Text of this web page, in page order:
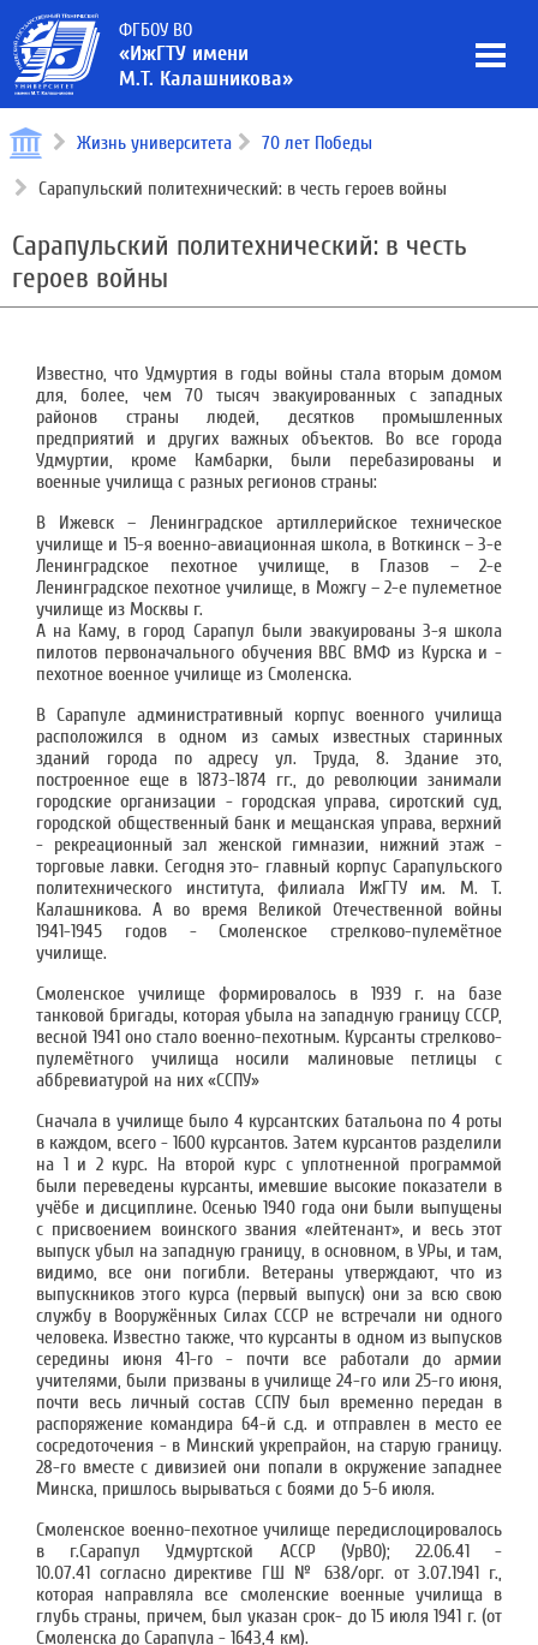
ФГБОУ ВО
«ИжГТУ имени
М.Т. Калашникова»
Жизнь университета 70 лет Победы
Сарапульский политехнический: в честь героев войны
Сарапульский политехнический: в честь
героев войны
Известно, что Удмуртия в годы войны стала вторым домом
для, более, чем 70 тысяч эвакуированных с западных
районов страны людей, десятков промышленных
предприятий и других важных объектов. Во все города
Удмуртии, кроме Камбарки, были перебазированы и
военные училища с разных регионов страны:
В Ижевск – Ленинградское артиллерийское техническое
училище и 15-я военно-авиационная школа, в Воткинск – 3-е
Ленинградское пехотное училище, в Глазов – 2-е
Ленинградское пехотное училище, в Можгу – 2-е пулеметное
училище из Москвы г.
А на Каму, в город Сарапул были эвакуированы 3-я школа
пилотов первоначального обучения ВВС ВМФ из Курска и -
пехотное военное училище из Смоленска.
В Сарапуле административный корпус военного училища
расположился в одном из самых известных старинных
зданий города по адресу ул. Труда, 8. Здание это,
построенное еще в 1873-1874 гг., до революции занимали
городские организации - городская управа, сиротский суд,
городской общественный банк и мещанская управа, верхний
- рекреационный зал женской гимназии, нижний этаж -
торговые лавки. Сегодня это- главный корпус Сарапульского
политехнического института, филиала ИжГТУ им. М. Т.
Калашникова. А во время Великой Отечественной войны
1941-1945 годов - Смоленское стрелково-пулемётное
училище.
Смоленское училище формировалось в 1939 г. на базе
танковой бригады, которая убыла на западную границу СССР,
весной 1941 оно стало военно-пехотным. Курсанты стрелково-
пулемётного училища носили малиновые петлицы с
аббревиатурой на них «ССПУ»
Сначала в училище было 4 курсантских батальона по 4 роты
в каждом, всего - 1600 курсантов. Затем курсантов разделили
на 1 и 2 курс. На второй курс с уплотненной программой
были переведены курсанты, имевшие высокие показатели в
учёбе и дисциплине. Осенью 1940 года они были выпущены
с присвоением воинского звания «лейтенант», и весь этот
выпуск убыл на западную границу, в основном, в УРы, и там,
видимо, все они погибли. Ветераны утверждают, что из
выпускников этого курса (первый выпуск) они за всю свою
службу в Вооружённых Силах СССР не встречали ни одного
человека. Известно также, что курсанты в одном из выпусков
середины июня 41-го - почти все работали до армии
учителями, были призваны в училище 24-го или 25-го июня,
почти весь личный состав ССПУ был временно передан в
распоряжение командира 64-й с.д. и отправлен в место ее
сосредоточения - в Минский укрепрайон, на старую границу.
28-го вместе с дивизией они попали в окружение западнее
Минска, пришлось вырываться с боями до 5-6 июля.
Смоленское военно-пехотное училище передислоцировалось
в г.Сарапул Удмуртской АССР (УрВО); 22.06.41 -
10.07.41 согласно директиве ГШ № 638/орг. от 3.07.1941 г.,
которая направляла все смоленские военные училища в
глубь страны, причем, был указан срок- до 15 июля 1941 г. (от
Смоленска до Сарапула - 1643,4 км).